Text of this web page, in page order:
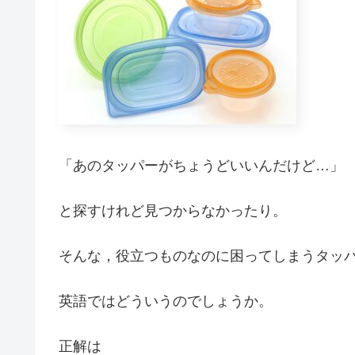
「あのタッパーがちょうどいいんだけど…」
と探すけれど見つからなかったり。
そんな，役立つものなのに困ってしまうタッ
英語ではどういうのでしょうか。
正解は